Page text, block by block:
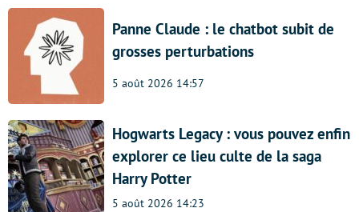
Panne Claude : le chatbot subit de
grosses perturbations
5 août 2026 14:57
Hogwarts Legacy : vous pouvez enfin
explorer ce lieu culte de la saga
Harry Potter
5 août 2026 14:23